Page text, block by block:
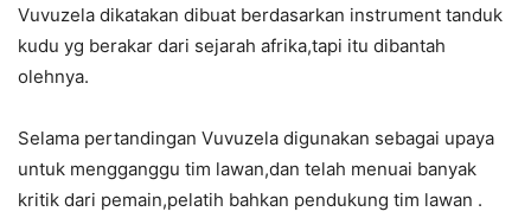
Vuvuzela dikatakan dibuat berdasarkan instrument tanduk
kudu yg berakar dari sejarah afrika,tapi itu dibantah
olehnya.
Selama pertandingan Vuvuzela digunakan sebagai upaya
untuk mengganggu tim lawan,dan telah menuai banyak
kritik dari pemain,pelatih bahkan pendukung tim lawan .